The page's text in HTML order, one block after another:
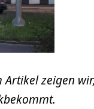
zeigen